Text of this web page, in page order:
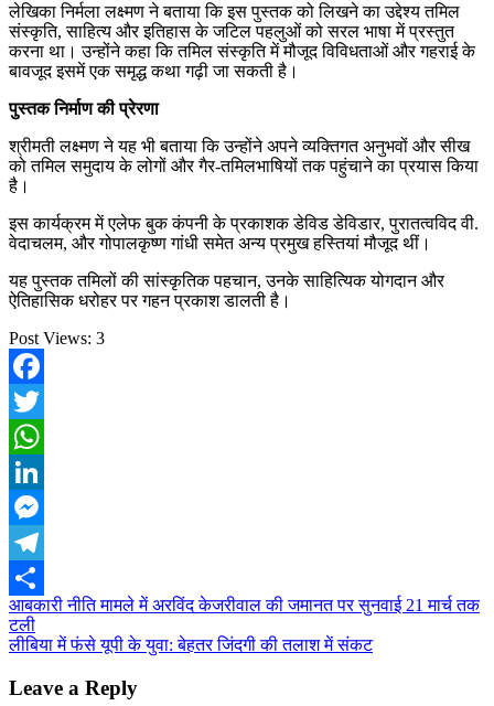
लेखिका निर्मला लक्ष्मण ने बताया कि इस पुस्तक को लिखने का उद्देश्य तमिल
संस्कृति, साहित्य और इतिहास के जटिल पहलुओं को सरल भाषा में प्रस्तुत
करना था। उन्होंने कहा कि तमिल संस्कृति में मौजूद विविधताओं और गहराई के
बावजूद इसमें एक समृद्ध कथा गढ़ी जा सकती है।
पुस्तक निर्माण की प्रेरणा
श्रीमती लक्ष्मण ने यह भी बताया कि उन्होंने अपने व्यक्तिगत अनुभवों और सीख
को तमिल समुदाय के लोगों और गैर-तमिलभाषियों तक पहुंचाने का प्रयास किया
है।
इस कार्यक्रम में एलेफ बुक कंपनी के प्रकाशक डेविड डेविडार, पुरातत्वविद वी.
वेदाचलम, और गोपालकृष्ण गांधी समेत अन्य प्रमुख हस्तियां मौजूद थीं।
यह पुस्तक तमिलों की सांस्कृतिक पहचान, उनके साहित्यिक योगदान और
ऐतिहासिक धरोहर पर गहन प्रकाश डालती है।
Post Views: 3
Facebook
Twitter
WhatsApp
LinkedIn
Messenger
Telegram
Share
Post
navigation
आबकारी नीति मामले में अरविंद केजरीवाल की जमानत पर सुनवाई 21 मार्च तक
टली
लीबिया में फंसे यूपी के युवा: बेहतर जिंदगी की तलाश में संकट
Leave a Reply